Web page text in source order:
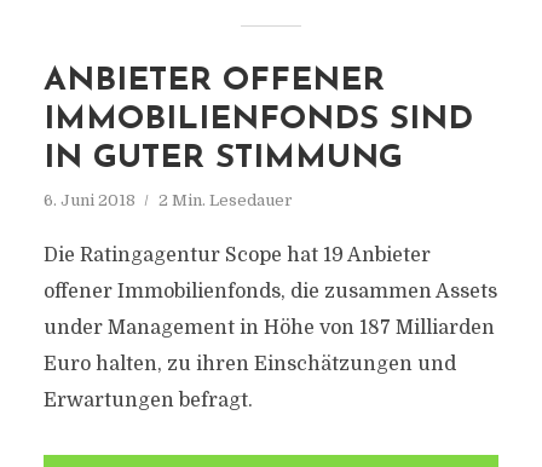
ANBIETER OFFENER
IMMOBILIENFONDS SIND
IN GUTER STIMMUNG
6. Juni 2018 2 Min. Lesedauer
Die Ratingagentur Scope hat 19 Anbieter
offener Immobilienfonds, die zusammen Assets
under Management in Höhe von 187 Milliarden
Euro halten, zu ihren Einschätzungen und
Erwartungen befragt.